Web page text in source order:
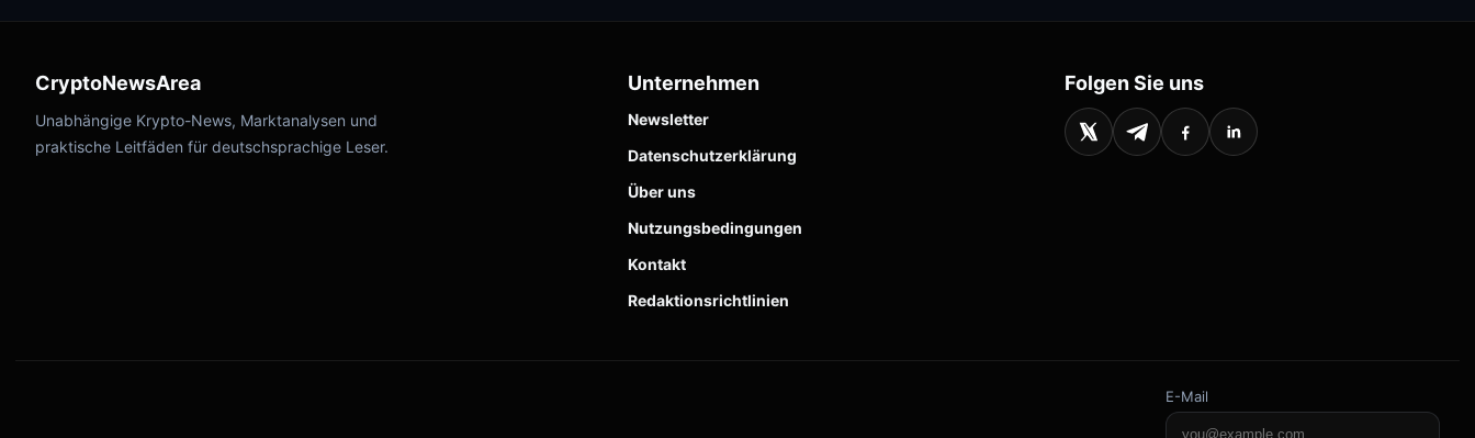
CryptoNewsArea
Unabhängige Krypto-News, Marktanalysen und
praktische Leitfäden für deutschsprachige Leser.
Unternehmen
Newsletter
Datenschutzerklärung
Über uns
Nutzungsbedingungen
Kontakt
Redaktionsrichtlinien
Folgen Sie uns
E-Mail